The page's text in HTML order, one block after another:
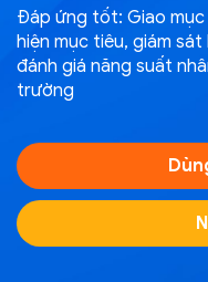
Đáp ứng tốt: Giao
hiện mục tiêu, giám
đánh giá năng suất
trường